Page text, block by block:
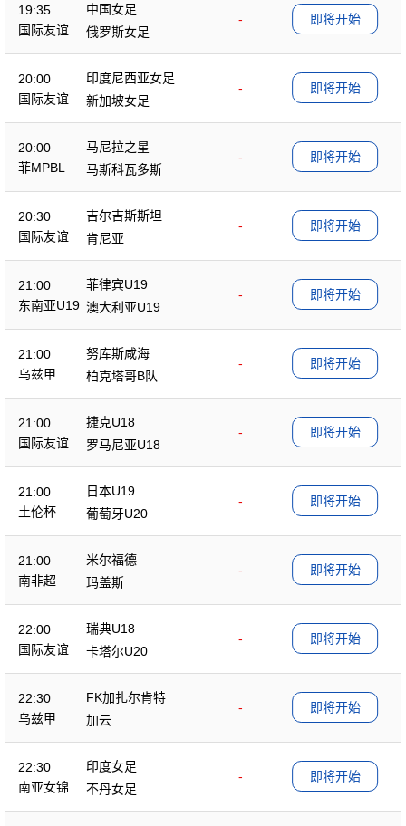
19:35
国际友谊
中国女足
-
俄罗斯女足
即将开始
20:00
国际友谊
印度尼西亚女足
-
新加坡女足
即将开始
20:00
菲MPBL
马尼拉之星
-
马斯科瓦多斯
即将开始
20:30
国际友谊
吉尔吉斯斯坦
-
肯尼亚
即将开始
21:00
东南亚U19
菲律宾U19
-
澳大利亚U19
即将开始
21:00
乌兹甲
努库斯咸海
-
柏克塔哥B队
即将开始
21:00
国际友谊
捷克U18
-
罗马尼亚U18
即将开始
21:00
土伦杯
日本U19
-
葡萄牙U20
即将开始
21:00
南非超
米尔福德
-
玛盖斯
即将开始
22:00
国际友谊
瑞典U18
-
卡塔尔U20
即将开始
22:30
乌兹甲
FK加扎尔肯特
-
加云
即将开始
22:30
南亚女锦
印度女足
-
不丹女足
即将开始